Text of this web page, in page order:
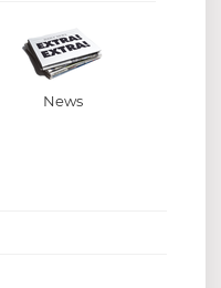
News